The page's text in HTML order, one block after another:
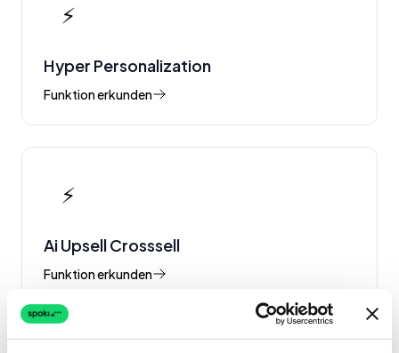
⚡
Hyper Personalization
Funktion erkunden
⚡
Ai Upsell Crosssell
Funktion erkunden